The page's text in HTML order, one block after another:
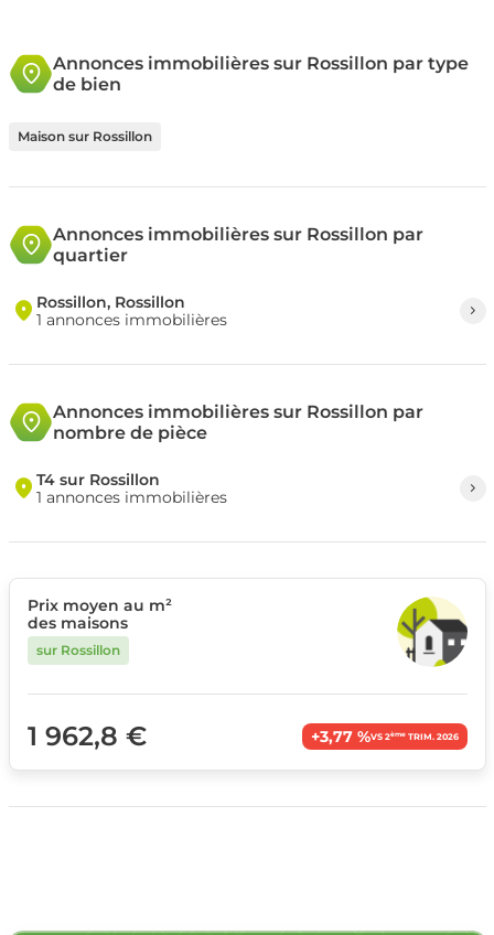
Annonces immobilières sur Rossillon par type
de bien
Maison sur Rossillon
Annonces immobilières sur Rossillon par
quartier
Rossillon, Rossillon
1 annonces immobilières
Annonces immobilières sur Rossillon par
nombre de pièce
T4 sur Rossillon
1 annonces immobilières
Prix moyen au m²
des maisons
sur Rossillon
1 962,8 € +3,77 %VS 2èmeTRIM. 2026